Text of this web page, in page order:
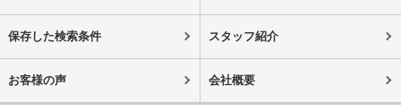
保存した検索条件 スタッフ紹介
お客様の声 会社概要